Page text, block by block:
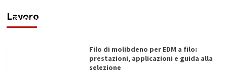
LavoroFilippo Cardinale
Filo di molibdeno per EDM a filo:
prestazioni, applicazioni e guida alla
selezione